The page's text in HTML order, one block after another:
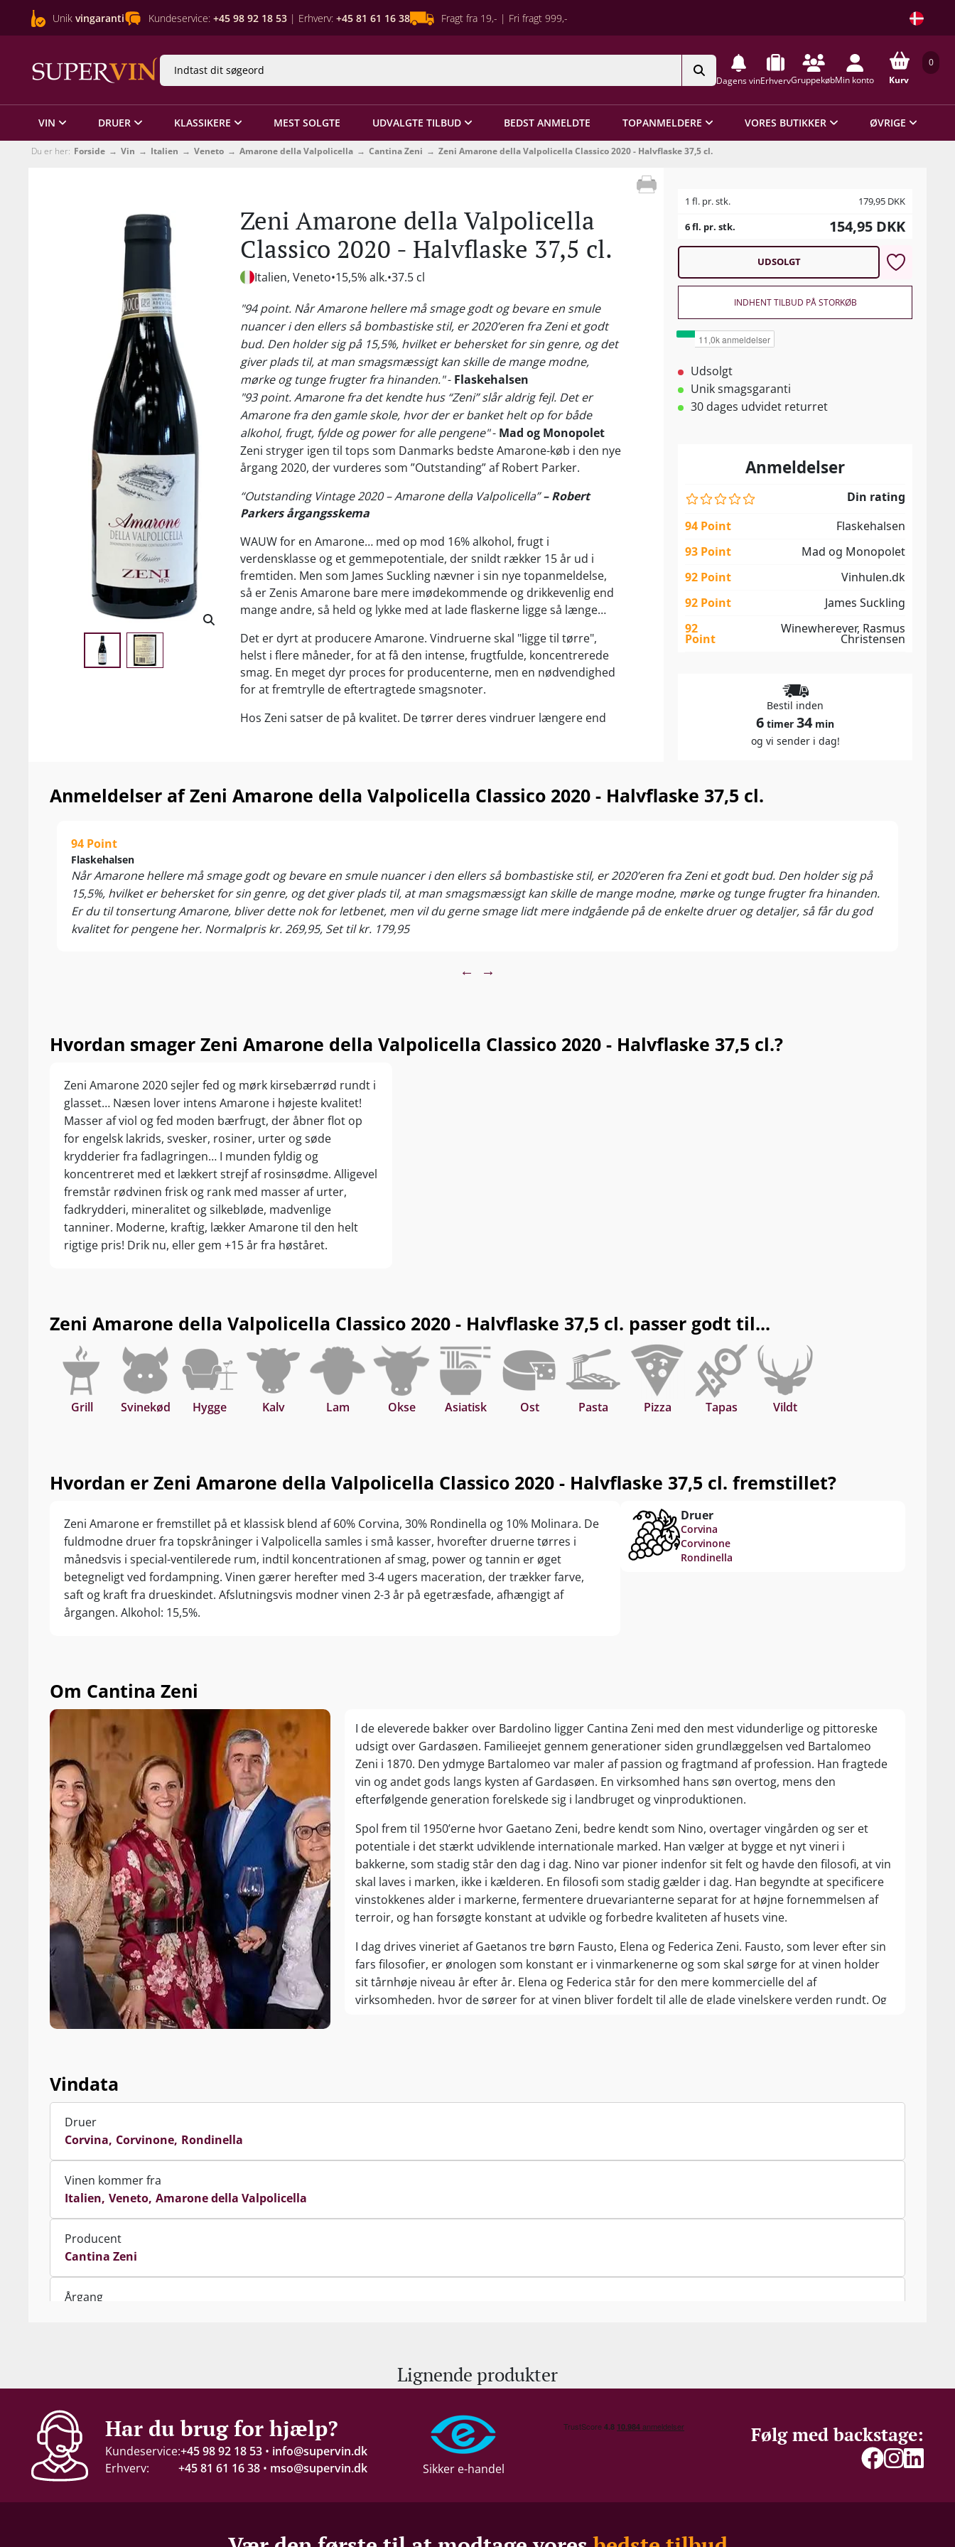
Unik vingaranti Kundeservice: +45 98 92 18 53 | Erhverv: +45 81 61 16 38 Fragt fra 19,- | Fri fragt 999,-
Dagens vinErhvervGruppekøbMin konto
0
Kurv
VIN DRUER KLASSIKERE MEST SOLGTE UDVALGTE TILBUD BEDST ANMELDTE TOPANMELDERE VORES BUTIKKER ØVRIGE
Du er her: Forside Vin Italien Veneto Amarone della Valpolicella Cantina Zeni Zeni Amarone della Valpolicella Classico 2020 - Halvflaske 37,5 cl.
Zeni Amarone della Valpolicella
Classico 2020 - Halvflaske 37,5 cl.
Italien, Veneto 15,5% alk. 37.5 cl
"94 point. Når Amarone hellere må smage godt og bevare en smule
nuancer i den ellers så bombastiske stil, er 2020’eren fra Zeni et godt
bud. Den holder sig på 15,5%, hvilket er behersket for sin genre, og det
giver plads til, at man smagsmæssigt kan skille de mange modne,
mørke og tunge frugter fra hinanden."- Flaskehalsen
"93 point. Amarone fra det kendte hus “Zeni” slår aldrig fejl. Det er
Amarone fra den gamle skole, hvor der er banket helt op for både
alkohol, frugt, fylde og power for alle pengene"- Mad og Monopolet
Zeni stryger igen til tops som Danmarks bedste Amarone-køb i den nye
årgang 2020, der vurderes som ”Outstanding” af Robert Parker.
“Outstanding Vintage 2020 – Amarone della Valpolicella”– Robert
Parkers årgangsskema
WAUW for en Amarone… med op mod 16% alkohol, frugt i
verdensklasse og et gemmepotentiale, der snildt rækker 15 år ud i
fremtiden. Men som James Suckling nævner i sin nye topanmeldelse,
så er Zenis Amarone bare mere imødekommende og drikkevenlig end
mange andre, så held og lykke med at lade flaskerne ligge så længe…
Det er dyrt at producere Amarone. Vindruerne skal "ligge til tørre",
helst i flere måneder, for at få den intense, frugtfulde, koncentrerede
smag. En meget dyr proces for producenterne, men en nødvendighed
for at fremtrylle de eftertragtede smagsnoter.
Hos Zeni satser de på kvalitet. De tørrer deres vindruer længere end
Nyd vinen som et hyggeglas, lammeryg, vildtretter, grillet svinekød og
1 fl. pr. stk. 179,95 DKK
6 fl. pr. stk.
154,95 DKK
UDSOLGT
INDHENT TILBUD PÅ STORKØB
Udsolgt
Unik smagsgaranti
30 dages udvidet returret
Anmeldelser
Din rating
94 Point
Flaskehalsen
93 Point
Mad og Monopolet
92 Point
Vinhulen.dk
92 Point
James Suckling
92
Point
Winewherever, Rasmus
Christensen
Bestil inden
6 timer 34 min
og vi sender i dag!
Anmeldelser af Zeni Amarone della Valpolicella Classico 2020 - Halvflaske 37,5 cl.
94 Point
Flaskehalsen
Når Amarone hellere må smage godt og bevare en smule nuancer i den ellers så bombastiske stil, er 2020’eren fra Zeni et godt bud. Den holder sig på
15,5%, hvilket er behersket for sin genre, og det giver plads til, at man smagsmæssigt kan skille de mange modne, mørke og tunge frugter fra hinanden.
Er du til tonsertung Amarone, bliver dette nok for letbenet, men vil du gerne smage lidt mere indgående på de enkelte druer og detaljer, så får du god
kvalitet for pengene her. Normalpris kr. 269,95, Set til kr. 179,95
← →
Hvordan smager Zeni Amarone della Valpolicella Classico 2020 - Halvflaske 37,5 cl.?
Zeni Amarone 2020 sejler fed og mørk kirsebærrød rundt i
glasset… Næsen lover intens Amarone i højeste kvalitet!
Masser af viol og fed moden bærfrugt, der åbner flot op
for engelsk lakrids, svesker, rosiner, urter og søde
krydderier fra fadlagringen… I munden fyldig og
koncentreret med et lækkert strejf af rosinsødme. Alligevel
fremstår rødvinen frisk og rank med masser af urter,
fadkrydderi, mineralitet og silkebløde, madvenlige
tanniner. Moderne, kraftig, lækker Amarone til den helt
rigtige pris! Drik nu, eller gem +15 år fra høståret.
Zeni Amarone della Valpolicella Classico 2020 - Halvflaske 37,5 cl. passer godt til...
Grill Svinekød Hygge Kalv Lam Okse Asiatisk Ost Pasta Pizza Tapas Vildt
Hvordan er Zeni Amarone della Valpolicella Classico 2020 - Halvflaske 37,5 cl. fremstillet?
Zeni Amarone er fremstillet på et klassisk blend af 60% Corvina, 30% Rondinella og 10% Molinara. De
fuldmodne druer fra topskråninger i Valpolicella samles i små kasser, hvorefter druerne tørres i
månedsvis i special-ventilerede rum, indtil koncentrationen af smag, power og tannin er øget
betegneligt ved fordampning. Vinen gærer herefter med 3-4 ugers maceration, der trækker farve,
saft og kraft fra drueskindet. Afslutningsvis modner vinen 2-3 år på egetræsfade, afhængigt af
årgangen. Alkohol: 15,5%.
Druer
Corvina
Corvinone
Rondinella
Om Cantina Zeni
I de eleverede bakker over Bardolino ligger Cantina Zeni med den mest vidunderlige og pittoreske
udsigt over Gardasøen. Familieejet gennem generationer siden grundlæggelsen ved Bartalomeo
Zeni i 1870. Den ydmyge Bartalomeo var maler af passion og fragtmand af profession. Han fragtede
vin og andet gods langs kysten af Gardasøen. En virksomhed hans søn overtog, mens den
efterfølgende generation forelskede sig i landbruget og vinproduktionen.
Spol frem til 1950’erne hvor Gaetano Zeni, bedre kendt som Nino, overtager vingården og ser et
potentiale i det stærkt udviklende internationale marked. Han vælger at bygge et nyt vineri i
bakkerne, som stadig står den dag i dag. Nino var pioner indenfor sit felt og havde den filosofi, at vin
skal laves i marken, ikke i kælderen. En filosofi som stadig gælder i dag. Han begyndte at specificere
vinstokkenes alder i markerne, fermentere druevarianterne separat for at højne fornemmelsen af
terroir, og han forsøgte konstant at udvikle og forbedre kvaliteten af husets vine.
I dag drives vineriet af Gaetanos tre børn Fausto, Elena og Federica Zeni. Fausto, som lever efter sin
fars filosofier, er ønologen som konstant er i vinmarkenerne og som skal sørge for at vinen holder
sit tårnhøje niveau år efter år. Elena og Federica står for den mere kommercielle del af
virksomheden, hvor de sørger for at vinen bliver fordelt til alle de glade vinelskere verden rundt. Og
Vindata
Druer
Corvina Corvinone Rondinella
Vinen kommer fra
Italien Veneto Amarone della Valpolicella
Producent
Cantina Zeni
Årgang
Alkohol-%
15,5 %
Servering
Lignende produkter
Har du brug for hjælp?
Kundeservice:+45 98 92 18 53 • info@supervin.dk
Erhverv:
+45 81 61 16 38 • mso@supervin.dk Sikker e-handel
Følg med backstage: